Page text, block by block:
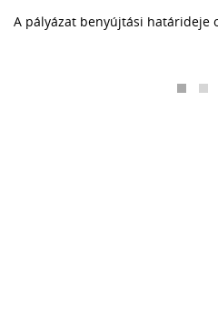
A pályázat benyújtási határideje